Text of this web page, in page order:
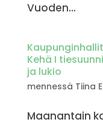
Vuoden...
Kehä I
ja lukio
mennessä Tiina
Maanantain